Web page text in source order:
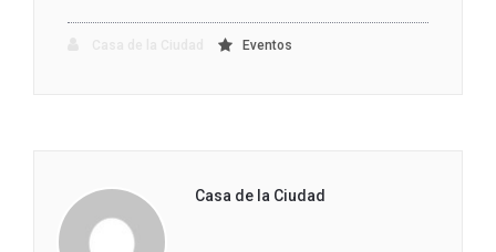
Eventos
Casa de la Ciudad